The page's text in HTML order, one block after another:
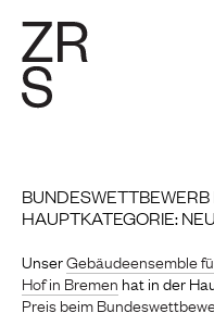
HAUPTKATEGORIE:
UnserGebäudeensemble
Hof in Bremen hat in der
Preis beim